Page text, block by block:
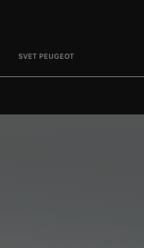
SVET PEUGEOT